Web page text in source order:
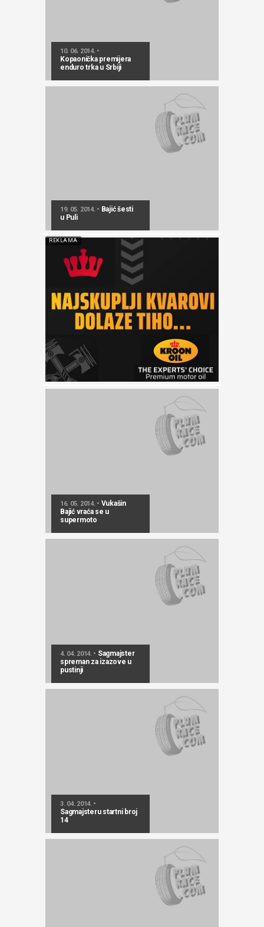
10. 06. 2014. •
Kopaonička premijera
enduro trka u Srbiji
19. 05. 2014. • Bajić šesti
u Puli
REKLAMA
16. 05. 2014. • Vukašin
Bajić vraća se u
supermoto
4. 04. 2014. • Sagmajster
spreman za izazove u
pustinji
3. 04. 2014. •
Sagmajsteru startni broj
14